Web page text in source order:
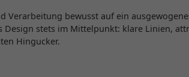
Verarbeitung bewusst auf ein
stets im Mittelpunkt: klare Linien,
Hingucker.